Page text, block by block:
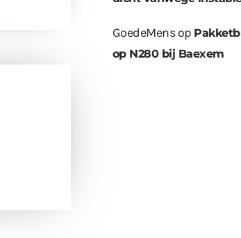
GoedeMensop
op N280 bij Baexem